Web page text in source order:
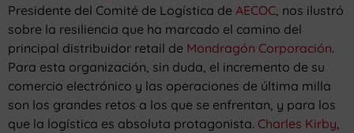
Presidente del Comité de Logística de AECOC , nos ilustró
sobre la resiliencia que ha marcado el camino del
principal distribuidor retail de Mondragón Corporación.
Para esta organización, sin duda, el incremento de su
comercio electrónico y las operaciones de última milla
son los grandes retos a los que se enfrentan, y para los
que la logística es absoluta protagonista. Charles Kirby